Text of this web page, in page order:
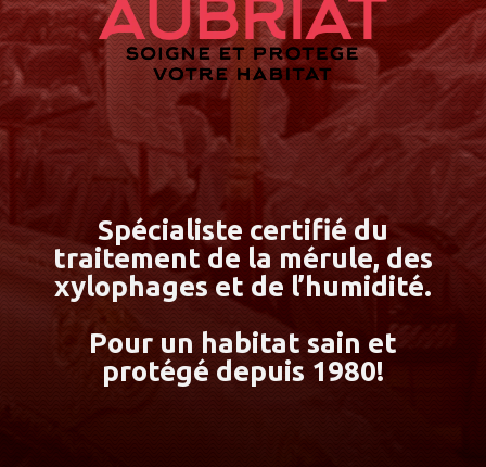
Spécialiste certifié du
traitement de la mérule, des
xylophages et de l’humidité.
Pour un habitat sain et
protégé depuis 1980!